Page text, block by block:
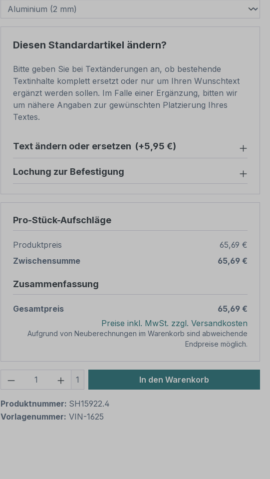
Diesen Standardartikel ändern?
Bitte geben Sie bei Textänderungen an, ob bestehende
Textinhalte komplett ersetzt oder nur um Ihren Wunschtext
ergänzt werden sollen. Im Falle einer Ergänzung, bitten wir
um nähere Angaben zur gewünschten Platzierung Ihres
Textes.
Text ändern oder ersetzen (+5,95 €)
Lochung zur Befestigung
Pro-Stück-Aufschläge
Produktpreis
65,69 €
Zwischensumme
65,69 €
Zusammenfassung
Gesamtpreis
65,69 €
Preise inkl. MwSt. zzgl. Versandkosten
Aufgrund von Neuberechnungen im Warenkorb sind abweichende
Endpreise möglich.
Produkt Anzahl: Gib den gewünschten Wert
1 In den Warenkorb
Produktnummer: SH15922.4
Vorlagenummer: VIN-1625